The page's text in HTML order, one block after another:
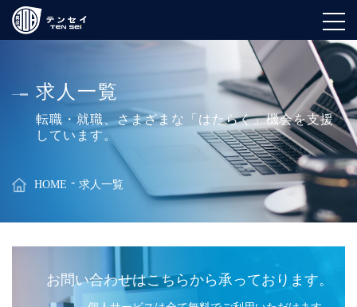
求人一覧
転職・就職、さまざまな「はたらく」機会を支援
しています。
HOME 求人一覧
お問い合わせはこちらから承っております。